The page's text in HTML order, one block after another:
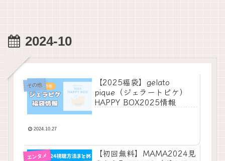
2024-10
その他
【2025福袋】gelato
pique（ジェラートピケ）
HAPPY BOX2025情報
2024.10.27
エンタメ
【初回無料】MAMA2024見